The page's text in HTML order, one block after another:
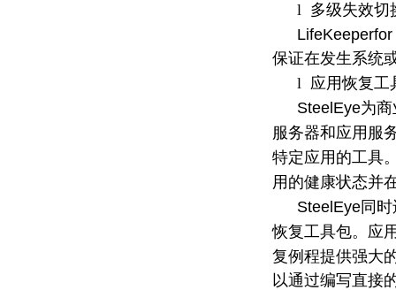
l 多级失效切
保证在发生系统
l 应用恢复工
SteelEye为
服务器和应用服
特定应用的工具
用的健康状态并
SteelEye同
恢复工具包。应
复例程提供强大
以通过编写直接